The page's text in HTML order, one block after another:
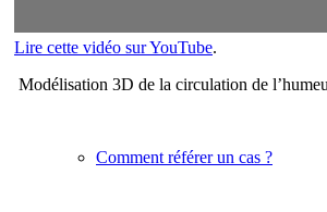
Comment référer un cas ?
Lire cette vidéo sur YouTube.
Modélisation 3D de la circulation de